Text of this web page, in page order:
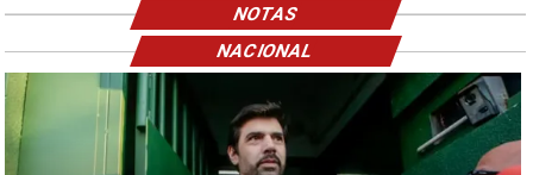
NOTAS
NACIONAL